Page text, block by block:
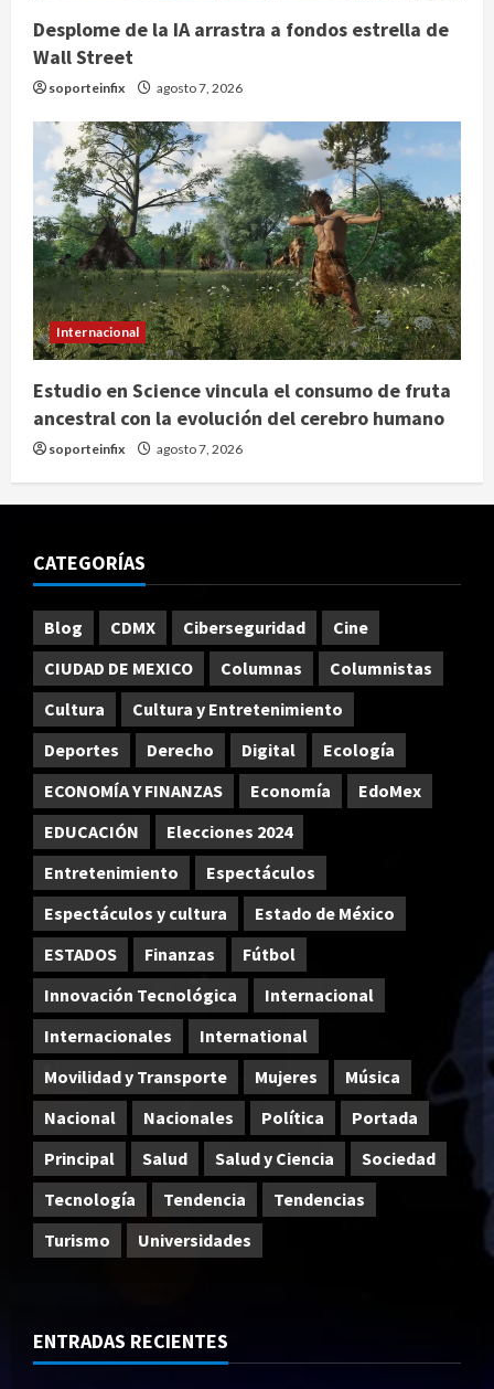
Desplome de la IA arrastra a fondos estrella de
Wall Street
soporteinfix agosto 7, 2026
Internacional
Estudio en Science vincula el consumo de fruta
ancestral con la evolución del cerebro humano
soporteinfix agosto 7, 2026
CATEGORÍAS
Blog CDMX Ciberseguridad
Cine
CIUDAD DE MEXICO
Columnas
Columnistas
Cultura
Cultura y Entretenimiento
Deportes
Derecho Digital
Ecología
ECONOMÍA Y FINANZAS
Economía
EdoMex
EDUCACIÓN
Elecciones 2024
Entretenimiento
Espectáculos
Espectáculos y cultura
Estado de México
ESTADOS
Finanzas
Fútbol
Innovación Tecnológica
Internacional
Internacionales
International
Movilidad y Transporte
Mujeres
Música
Nacional
Nacionales Política
Portada
Principal
Salud Salud y Ciencia
Sociedad
Tecnología
Tendencia
Tendencias
Turismo
Universidades
ENTRADAS RECIENTES